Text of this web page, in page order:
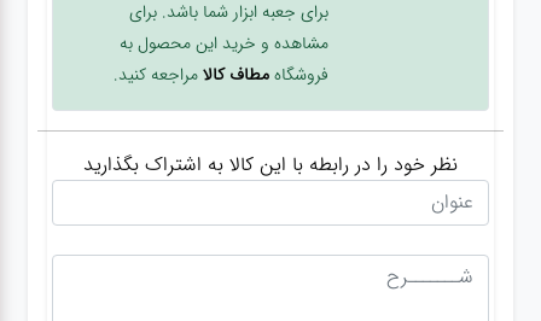
برای جعبه ابزار شما باشد. برای
مشاهده و خرید این محصول به
فروشگاهمطاف کالامراجعه کنید.
نظر خود را در رابطه با این کالا به اشتراک بگذارید